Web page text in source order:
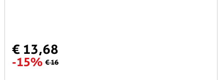
€ 13,68
-15% € 16